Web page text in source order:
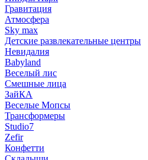
Гравитация
Атмосфера
Sky max
Детские развлекательные центры
Невидалия
Babyland
Веселый лис
Смешные лица
ЗайКА
Веселые Мопсы
Трансформеры
Studio7
Zefir
Конфетти